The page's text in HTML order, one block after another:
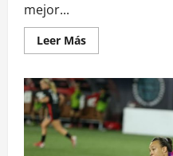
mejor...
Leer MásLeer
más
Christiane
Endler,
la
mejor
arquera
del